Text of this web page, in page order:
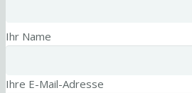
Ihr Name
Ihre E-Mail-Adresse